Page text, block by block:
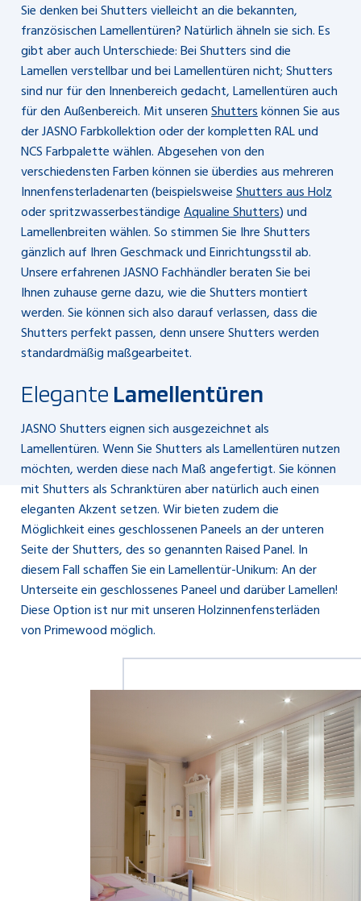
Sie denken bei Shutters vielleicht an die bekannten,
französischen Lamellentüren? Natürlich ähneln sie sich. Es
gibt aber auch Unterschiede: Bei Shutters sind die
Lamellen verstellbar und bei Lamellentüren nicht; Shutters
sind nur für den Innenbereich gedacht, Lamellentüren auch
für den Außenbereich. Mit unserenShutterskönnen Sie aus
der JASNO Farbkollektion oder der kompletten RAL und
NCS Farbpalette wählen. Abgesehen von den
verschiedensten Farben können sie überdies aus mehreren
Innenfensterladenarten (beispielsweiseShutters aus Holz
oder spritzwasserbeständigeAqualine Shutters) und
Lamellenbreiten wählen. So stimmen Sie Ihre Shutters
gänzlich auf Ihren Geschmack und Einrichtungsstil ab.
Unsere erfahrenen JASNO Fachhändler beraten Sie bei
Ihnen zuhause gerne dazu, wie die Shutters montiert
werden. Sie können sich also darauf verlassen, dass die
Shutters perfekt passen, denn unsere Shutters werden
standardmäßig maßgearbeitet.
Elegante Lamellentüren
JASNO Shutters eignen sich ausgezeichnet als
Lamellentüren. Wenn Sie Shutters als Lamellentüren nutzen
möchten, werden diese nach Maß angefertigt. Sie können
mit Shutters als Schranktüren aber natürlich auch einen
eleganten Akzent setzen. Wir bieten zudem die
Möglichkeit eines geschlossenen Paneels an der unteren
Seite der Shutters, des so genannten Raised Panel. In
diesem Fall schaffen Sie ein Lamellentür-Unikum: An der
Unterseite ein geschlossenes Paneel und darüber Lamellen!
Diese Option ist nur mit unseren Holzinnenfensterläden
von Primewood möglich.